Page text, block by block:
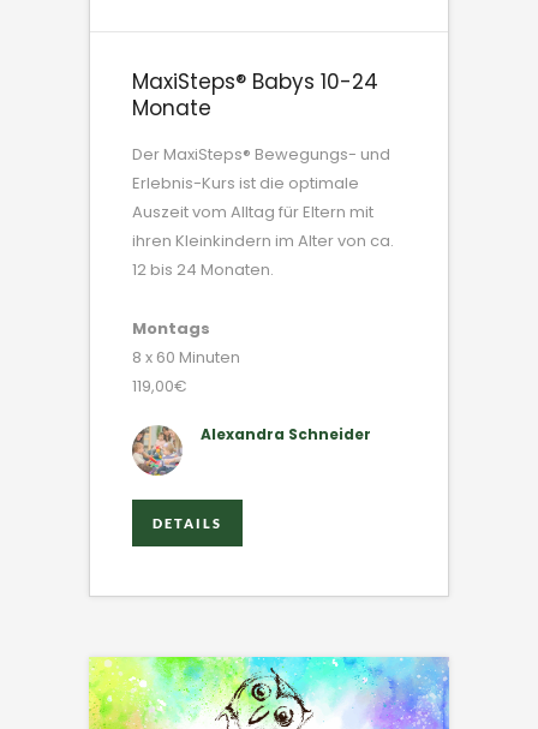
MaxiSteps® Babys 10-24
Monate
Der MaxiSteps® Bewegungs- und
Erlebnis-Kurs ist die optimale
Auszeit vom Alltag für Eltern mit
ihren Kleinkindern im Alter von ca.
12 bis 24 Monaten.
Montags
8 x 60 Minuten
119,00€
Alexandra Schneider
DETAILS